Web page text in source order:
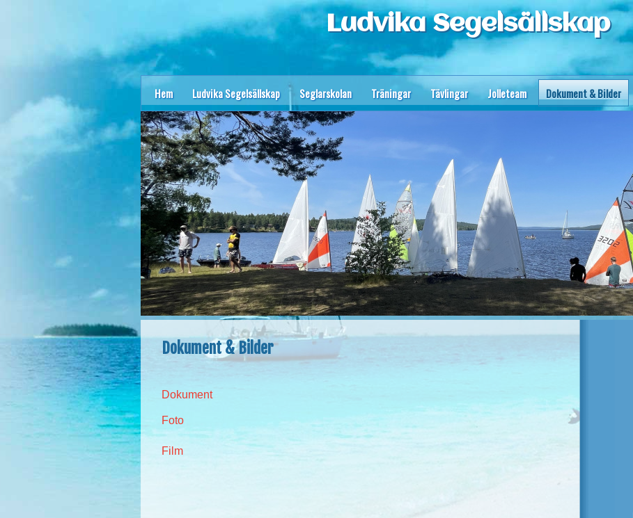
Ludvika Segelsällskap
Hem Ludvika Segelsällskap Seglarskolan Träningar Tävlingar Jolleteam Dokument & Bilder
Dokument & Bilder
Dokument
Foto
Film